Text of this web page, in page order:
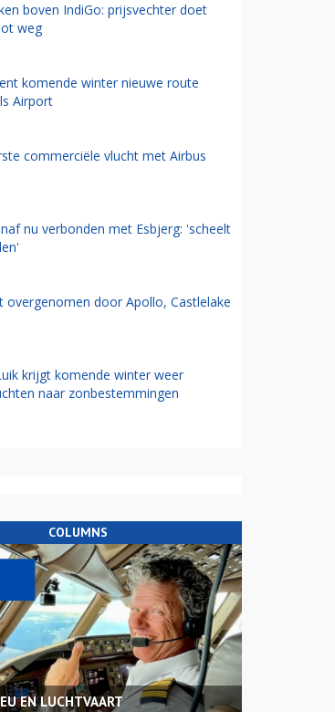
boven IndiGo: prijsvechter doet
weg
komende winter nieuwe route
Airport
commerciële vlucht met Airbus
nu verbonden met Esbjerg: 'scheelt
overgenomen door Apollo, Castlelake
krijgt komende winter weer
naar zonbestemmingen
COLUMNS
EN LUCHTVAART